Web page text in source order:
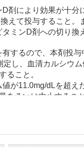
剤により効果が十分
えて投与すること。
ミンD剤への切り換
するので、本剤投
し、血清カルシウ
ること。
が11.0mg/dLを超え
あるいは中止すること